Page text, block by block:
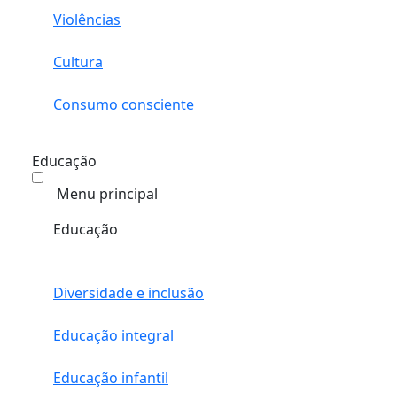
Violências
Cultura
Consumo consciente
Educação
Menu principal
Educação
Diversidade e inclusão
Educação integral
Educação infantil